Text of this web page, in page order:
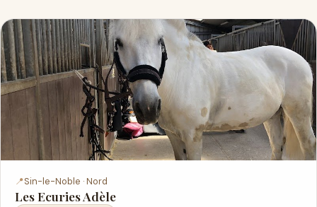
📍Sin-le-Noble · Nord
Les Ecuries Adèle